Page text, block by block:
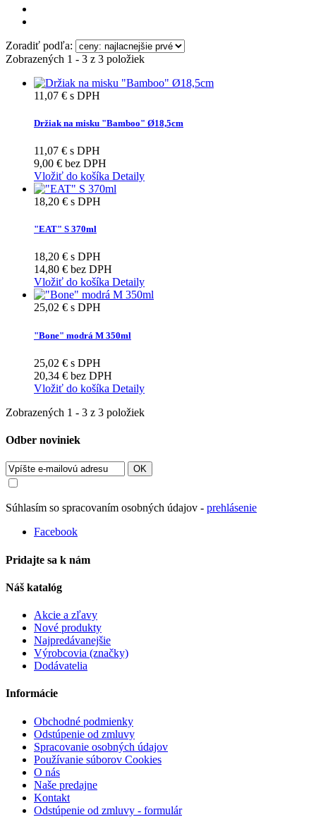
Zoradiť podľa:
Zobrazených 1 - 3 z 3 položiek
11,07 € s DPH
Držiak na misku "Bamboo" Ø18,5cm
11,07 € s DPH
9,00 € bez DPH
Vložiť do košíka Detaily
18,20 € s DPH
"EAT" S 370ml
18,20 € s DPH
14,80 € bez DPH
Vložiť do košíka Detaily
25,02 € s DPH
"Bone" modrá M 350ml
25,02 € s DPH
20,34 € bez DPH
Vložiť do košíka Detaily
Zobrazených 1 - 3 z 3 položiek
Odber noviniek
OK
Súhlasím so spracovaním osobných údajov - prehlásenie
Facebook
Pridajte sa k nám
Náš katalóg
Akcie a zľavy
Nové produkty
Najpredávanejšie
Výrobcovia (značky)
Dodávatelia
Informácie
Obchodné podmienky
Odstúpenie od zmluvy
Spracovanie osobných údajov
Používanie súborov Cookies
O nás
Naše predajne
Kontakt
Odstúpenie od zmluvy - formulár